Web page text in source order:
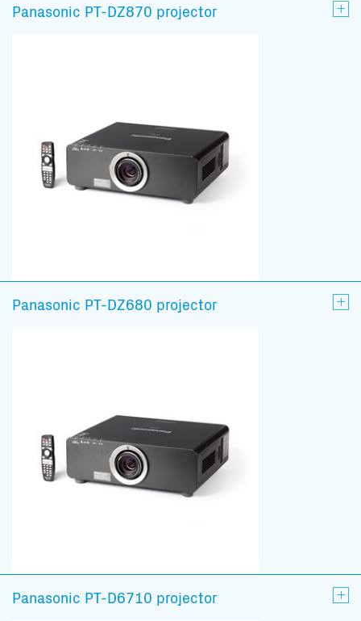
Panasonic PT-DZ870 projector
Panasonic PT-DZ680 projector
Panasonic PT-D6710 projector
Subscribe to our mailing list